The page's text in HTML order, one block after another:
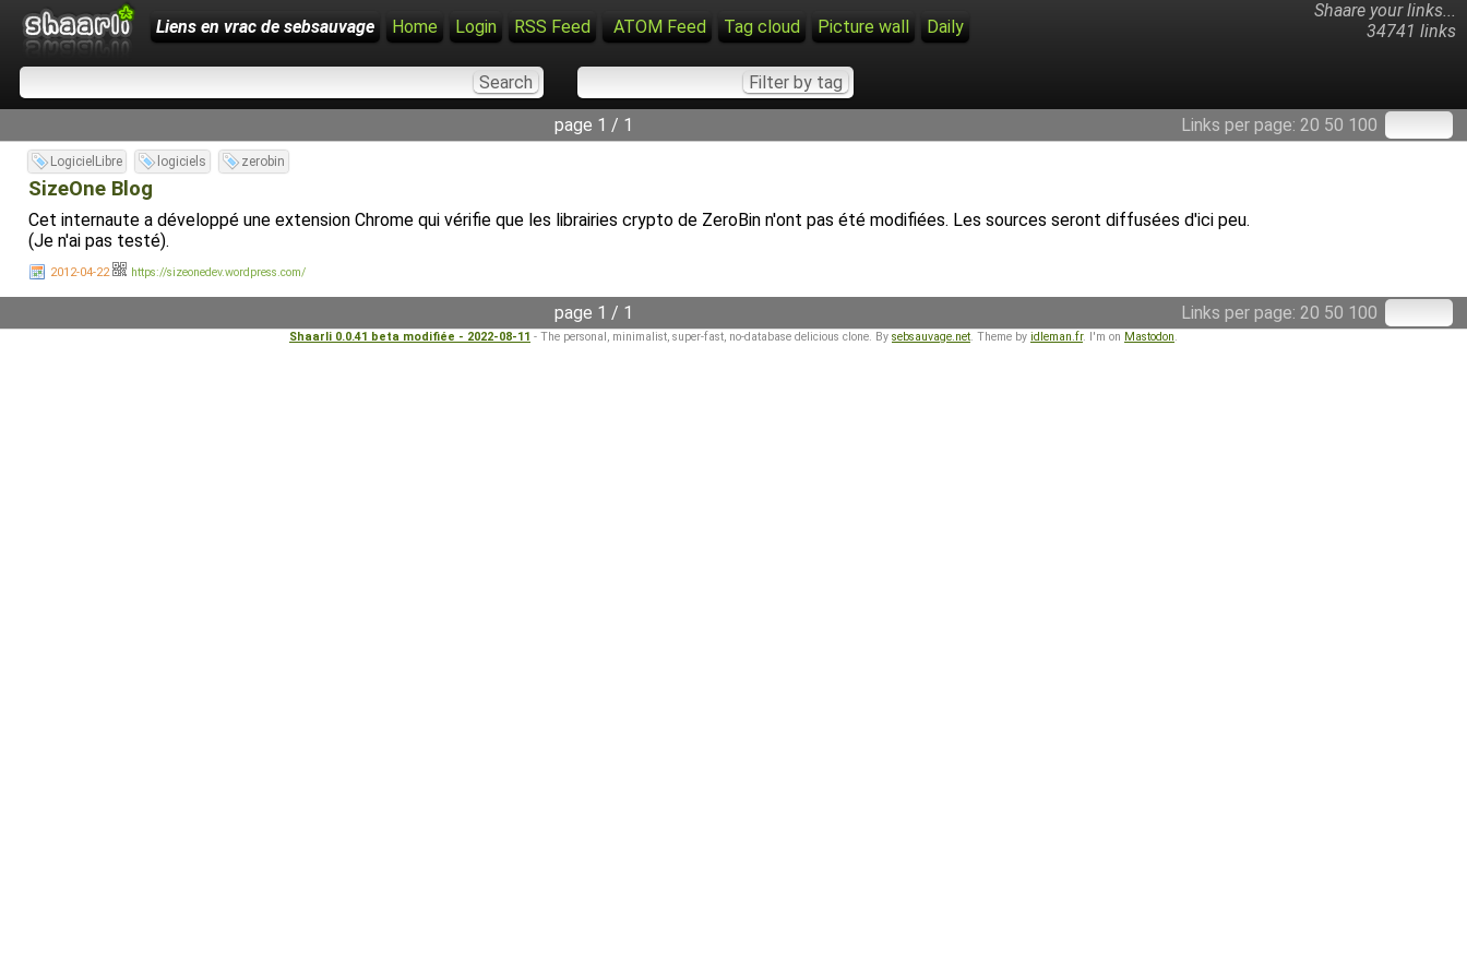
Shaare your links...
34741 links
Liens en vrac de sebsauvage Home Login RSS Feed ATOM Feed Tag cloud Picture wall Daily
Links per page: 20 50 100
page 1 / 1
LogicielLibre logiciels zerobin
SizeOne Blog
Cet internaute a développé une extension Chrome qui vérifie que les librairies crypto de ZeroBin n'ont pas été modifiées. Les sources seront diffusées d'ici peu.
(Je n'ai pas testé).
2012-04-22 https://sizeonedev.wordpress.com/
Links per page: 20 50 100
page 1 / 1
Shaarli 0.0.41 beta modifiée - 2022-08-11 - The personal, minimalist, super-fast, no-database delicious clone. By sebsauvage.net. Theme by idleman.fr. I'm on Mastodon.